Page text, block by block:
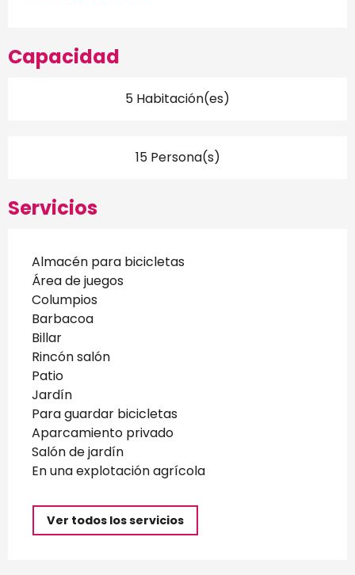
Capacidad
5 Habitación(es)
15 Persona(s)
Servicios
Almacén para bicicletas
Área de juegos
Columpios
Barbacoa
Billar
Rincón salón
Patio
Jardín
Para guardar bicicletas
Aparcamiento privado
Salón de jardín
En una explotación agrícola
Ver todos los servicios